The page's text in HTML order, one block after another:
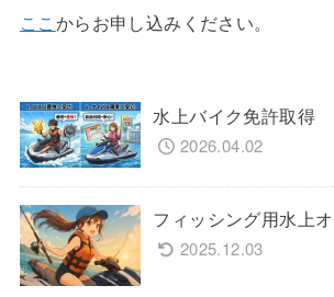
ここからお申し込みください。
水上バイク免許取得
2026.04.02
フィッシング用水上
2025.12.03